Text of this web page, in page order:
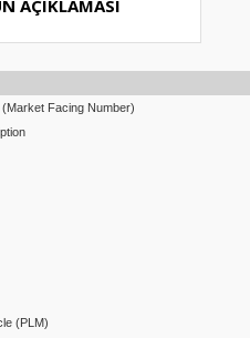
AÇIKLAMASI
Facing Number)
(PLM)